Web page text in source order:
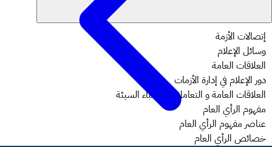
إتصالات الأزمة
وسائل الإعلام
العلاقات العامة
دور الإعلام في إدارة الأزمات
العلاقات العامة و التعامل مع الأنباء السيئة
مفهوم الرأي العام
عناصر مفهوم الرأي العام
خصائص الرأي العام